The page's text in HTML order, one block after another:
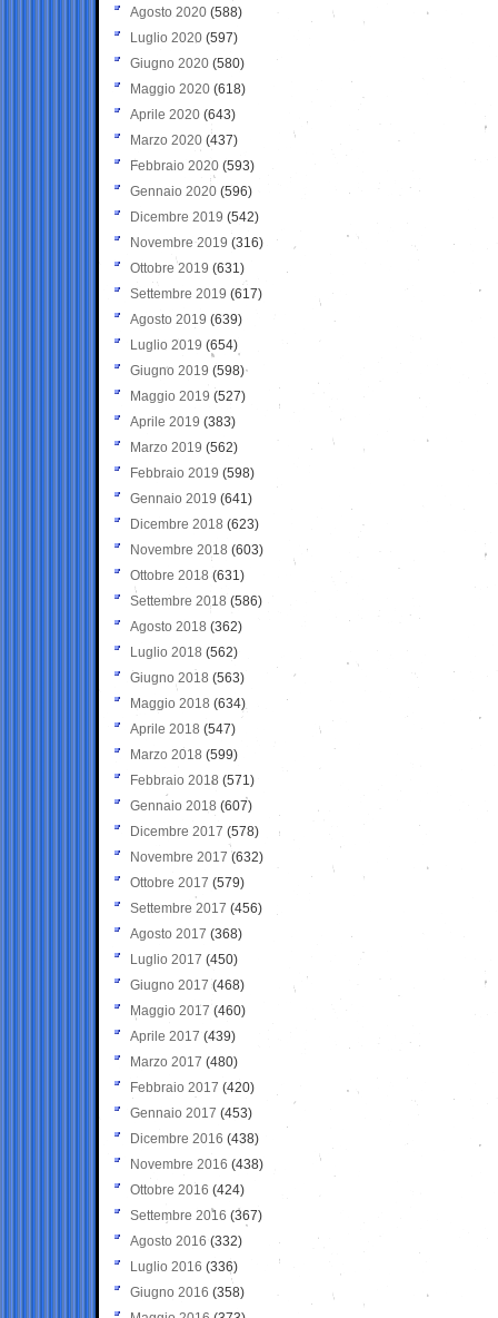
Agosto 2020 (588)
Luglio 2020 (597)
Giugno 2020 (580)
Maggio 2020 (618)
Aprile 2020 (643)
Marzo 2020 (437)
Febbraio 2020 (593)
Gennaio 2020 (596)
Dicembre 2019 (542)
Novembre 2019 (316)
Ottobre 2019 (631)
Settembre 2019 (617)
Agosto 2019 (639)
Luglio 2019 (654)
Giugno 2019 (598)
Maggio 2019 (527)
Aprile 2019 (383)
Marzo 2019 (562)
Febbraio 2019 (598)
Gennaio 2019 (641)
Dicembre 2018 (623)
Novembre 2018 (603)
Ottobre 2018 (631)
Settembre 2018 (586)
Agosto 2018 (362)
Luglio 2018 (562)
Giugno 2018 (563)
Maggio 2018 (634)
Aprile 2018 (547)
Marzo 2018 (599)
Febbraio 2018 (571)
Gennaio 2018 (607)
Dicembre 2017 (578)
Novembre 2017 (632)
Ottobre 2017 (579)
Settembre 2017 (456)
Agosto 2017 (368)
Luglio 2017 (450)
Giugno 2017 (468)
Maggio 2017 (460)
Aprile 2017 (439)
Marzo 2017 (480)
Febbraio 2017 (420)
Gennaio 2017 (453)
Dicembre 2016 (438)
Novembre 2016 (438)
Ottobre 2016 (424)
Settembre 2016 (367)
Agosto 2016 (332)
Luglio 2016 (336)
Giugno 2016 (358)